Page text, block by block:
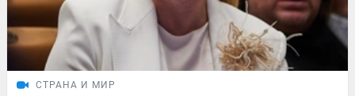
СТРАНА И МИР